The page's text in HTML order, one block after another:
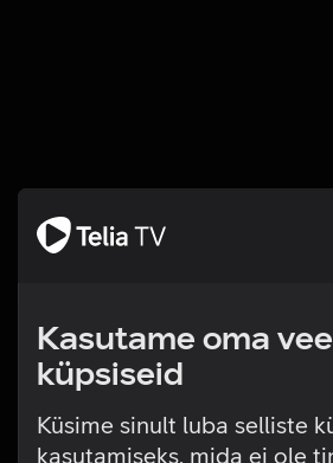
Kasutame oma
küpsiseid
Küsime sinult luba selliste
kasutamiseks, mida ei ole